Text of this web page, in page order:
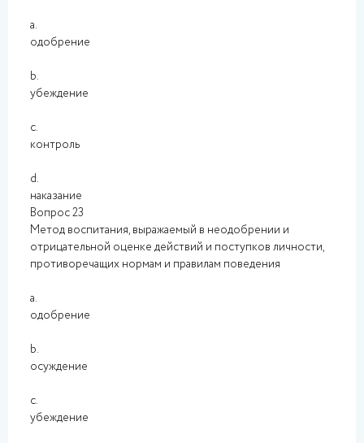
a.
одобрение
b.
убеждение
c.
контроль
d.
наказание
Вопрос 23
Метод воспитания, выражаемый в неодобрении и
отрицательной оценке действий и поступков личности,
противоречащих нормам и правилам поведения
a.
одобрение
b.
осуждение
c.
убеждение